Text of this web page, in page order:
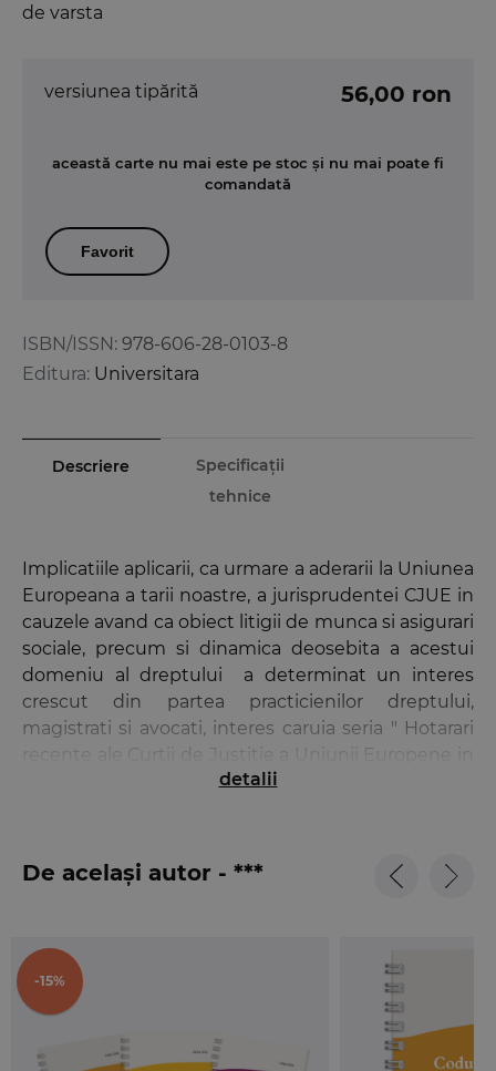
de varsta
ISBN/ISSN: 978-606-28-0103-8
Editura: Universitara
versiunea tipărită 56,00 ron
această carte nu mai este pe stoc și nu mai poate fi
comandată
Favorit
Descriere
Specificații
tehnice
Implicatiile aplicarii, ca urmare a aderarii la Uniunea
Europeana a tarii noastre, a jurisprudentei CJUE in
cauzele avand ca obiect litigii de munca si asigurari
sociale, precum si dinamica deosebita a acestui
domeniu al dreptului a determinat un interes
crescut din partea practicienilor dreptului,
magistrati si avocati, interes caruia seria " Hotarari
recente ale Curtii de Justitie a Uniunii Europene in
materia dreptului social", ingrijita de trei judecatori
sa-i raspunda.
Lisabona, in domeniul politicii sociale a Uniunii
Europene, in domeniul egalitatii si nediscriminarii,
in ceea ce priveste incadrarea in munca si
ocuparea fortei de munca si interzicerea
discriminarilor pe motive de varsta.
detalii
De același autor - ***
-15%